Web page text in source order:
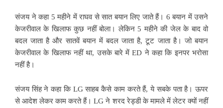
संजय ने कहा 5 महीने में राघव से सात बयान लिए जाते हैं। 6 बयान में उसने
केजरीवाल के खिलाफ कुछ नहीं बोला। लेकिन 5 महीने की जेल के बाद वो
बदल जाता है और सातवें बयान में बदल जाता है, टूट जाता है। जो बयान
केजरीवाल के खिलाफ नहीं था, उसके बारे में ED ने कहा कि इनपर भरोसा
नहीं है।
संजय सिंह ने कहा कि LG साहब कैसे काम करते हैं, ये सबके पता है। ऊपर
से आदेश लेकर काम करते हैं। LG ने शरद रेड्डी के मामले में लेटर क्यों नहीं